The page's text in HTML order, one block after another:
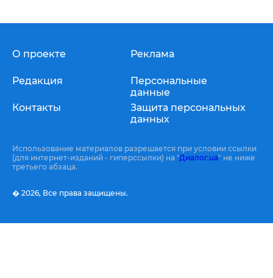
О проекте
Редакция
Контакты
Реклама
Персональные
данные
Защита персональных
данных
Использование материалов разрешается при условии ссылки
(для интернет-изданий - гиперссылки) на "Диалог.ua" не ниже
третьего абзаца.
� 2026, Все права защищены.